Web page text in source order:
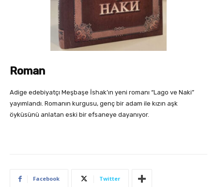
Roman
Adige edebiyatçı Meşbaşe İshak’ın yeni romanı “Lago ve Naki”
yayımlandı. Romanın kurgusu, genç bir adam ile kızın aşk
öyküsünü anlatan eski bir efsaneye dayanıyor.
Facebook Twitter